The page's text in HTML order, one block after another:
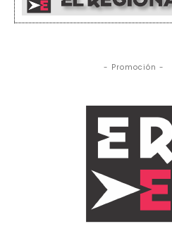
- Promoción -